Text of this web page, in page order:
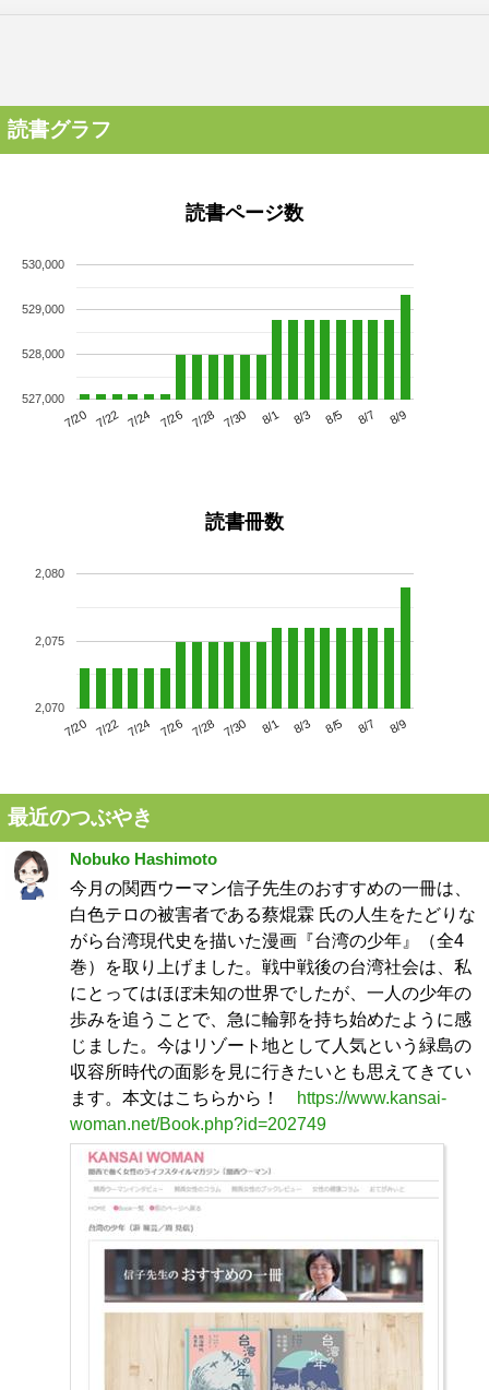
読書グラフ
読書ページ数
7/20 7/22 7/24 7/26 7/28 7/30 8/1 8/3 8/5 8/7 8/9
527,000
528,000
529,000
530,000
読書冊数
7/20 7/22 7/24 7/26 7/28 7/30 8/1 8/3 8/5 8/7 8/9
2,070
2,075
2,080
最近のつぶやき
Nobuko Hashimoto
今月の関西ウーマン信子先生のおすすめの一冊は、
白色テロの被害者である蔡焜霖 氏の人生をたどりな
がら台湾現代史を描いた漫画『台湾の少年』（全4
巻）を取り上げました。戦中戦後の台湾社会は、私
にとってはほぼ未知の世界でしたが、一人の少年の
歩みを追うことで、急に輪郭を持ち始めたように感
じました。今はリゾート地として人気という緑島の
収容所時代の面影を見に行きたいとも思えてきてい
ます。本文はこちらから！
https://www.kansai-
woman.net/Book.php?id=202749